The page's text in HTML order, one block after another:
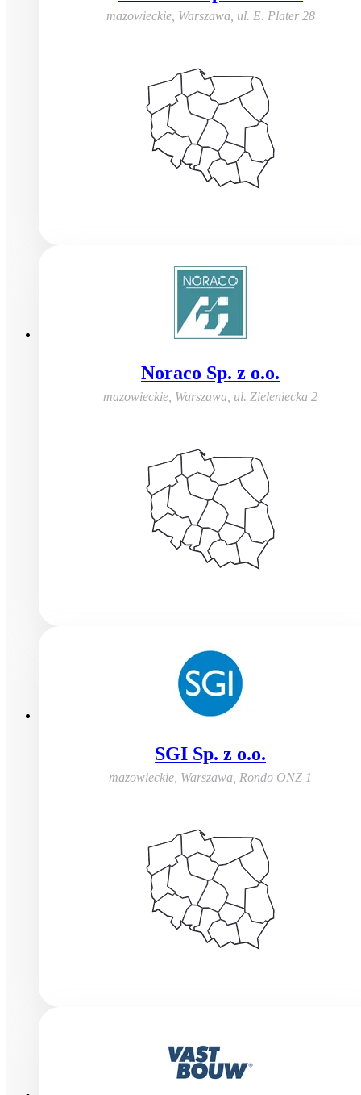
mazowieckie, Warszawa, ul. E. Plater 28
Noraco Sp. z o.o.
mazowieckie, Warszawa ul. Zieleniecka 2
SGI Sp. z o.o.
mazowieckie, Warszawa Rondo ONZ 1